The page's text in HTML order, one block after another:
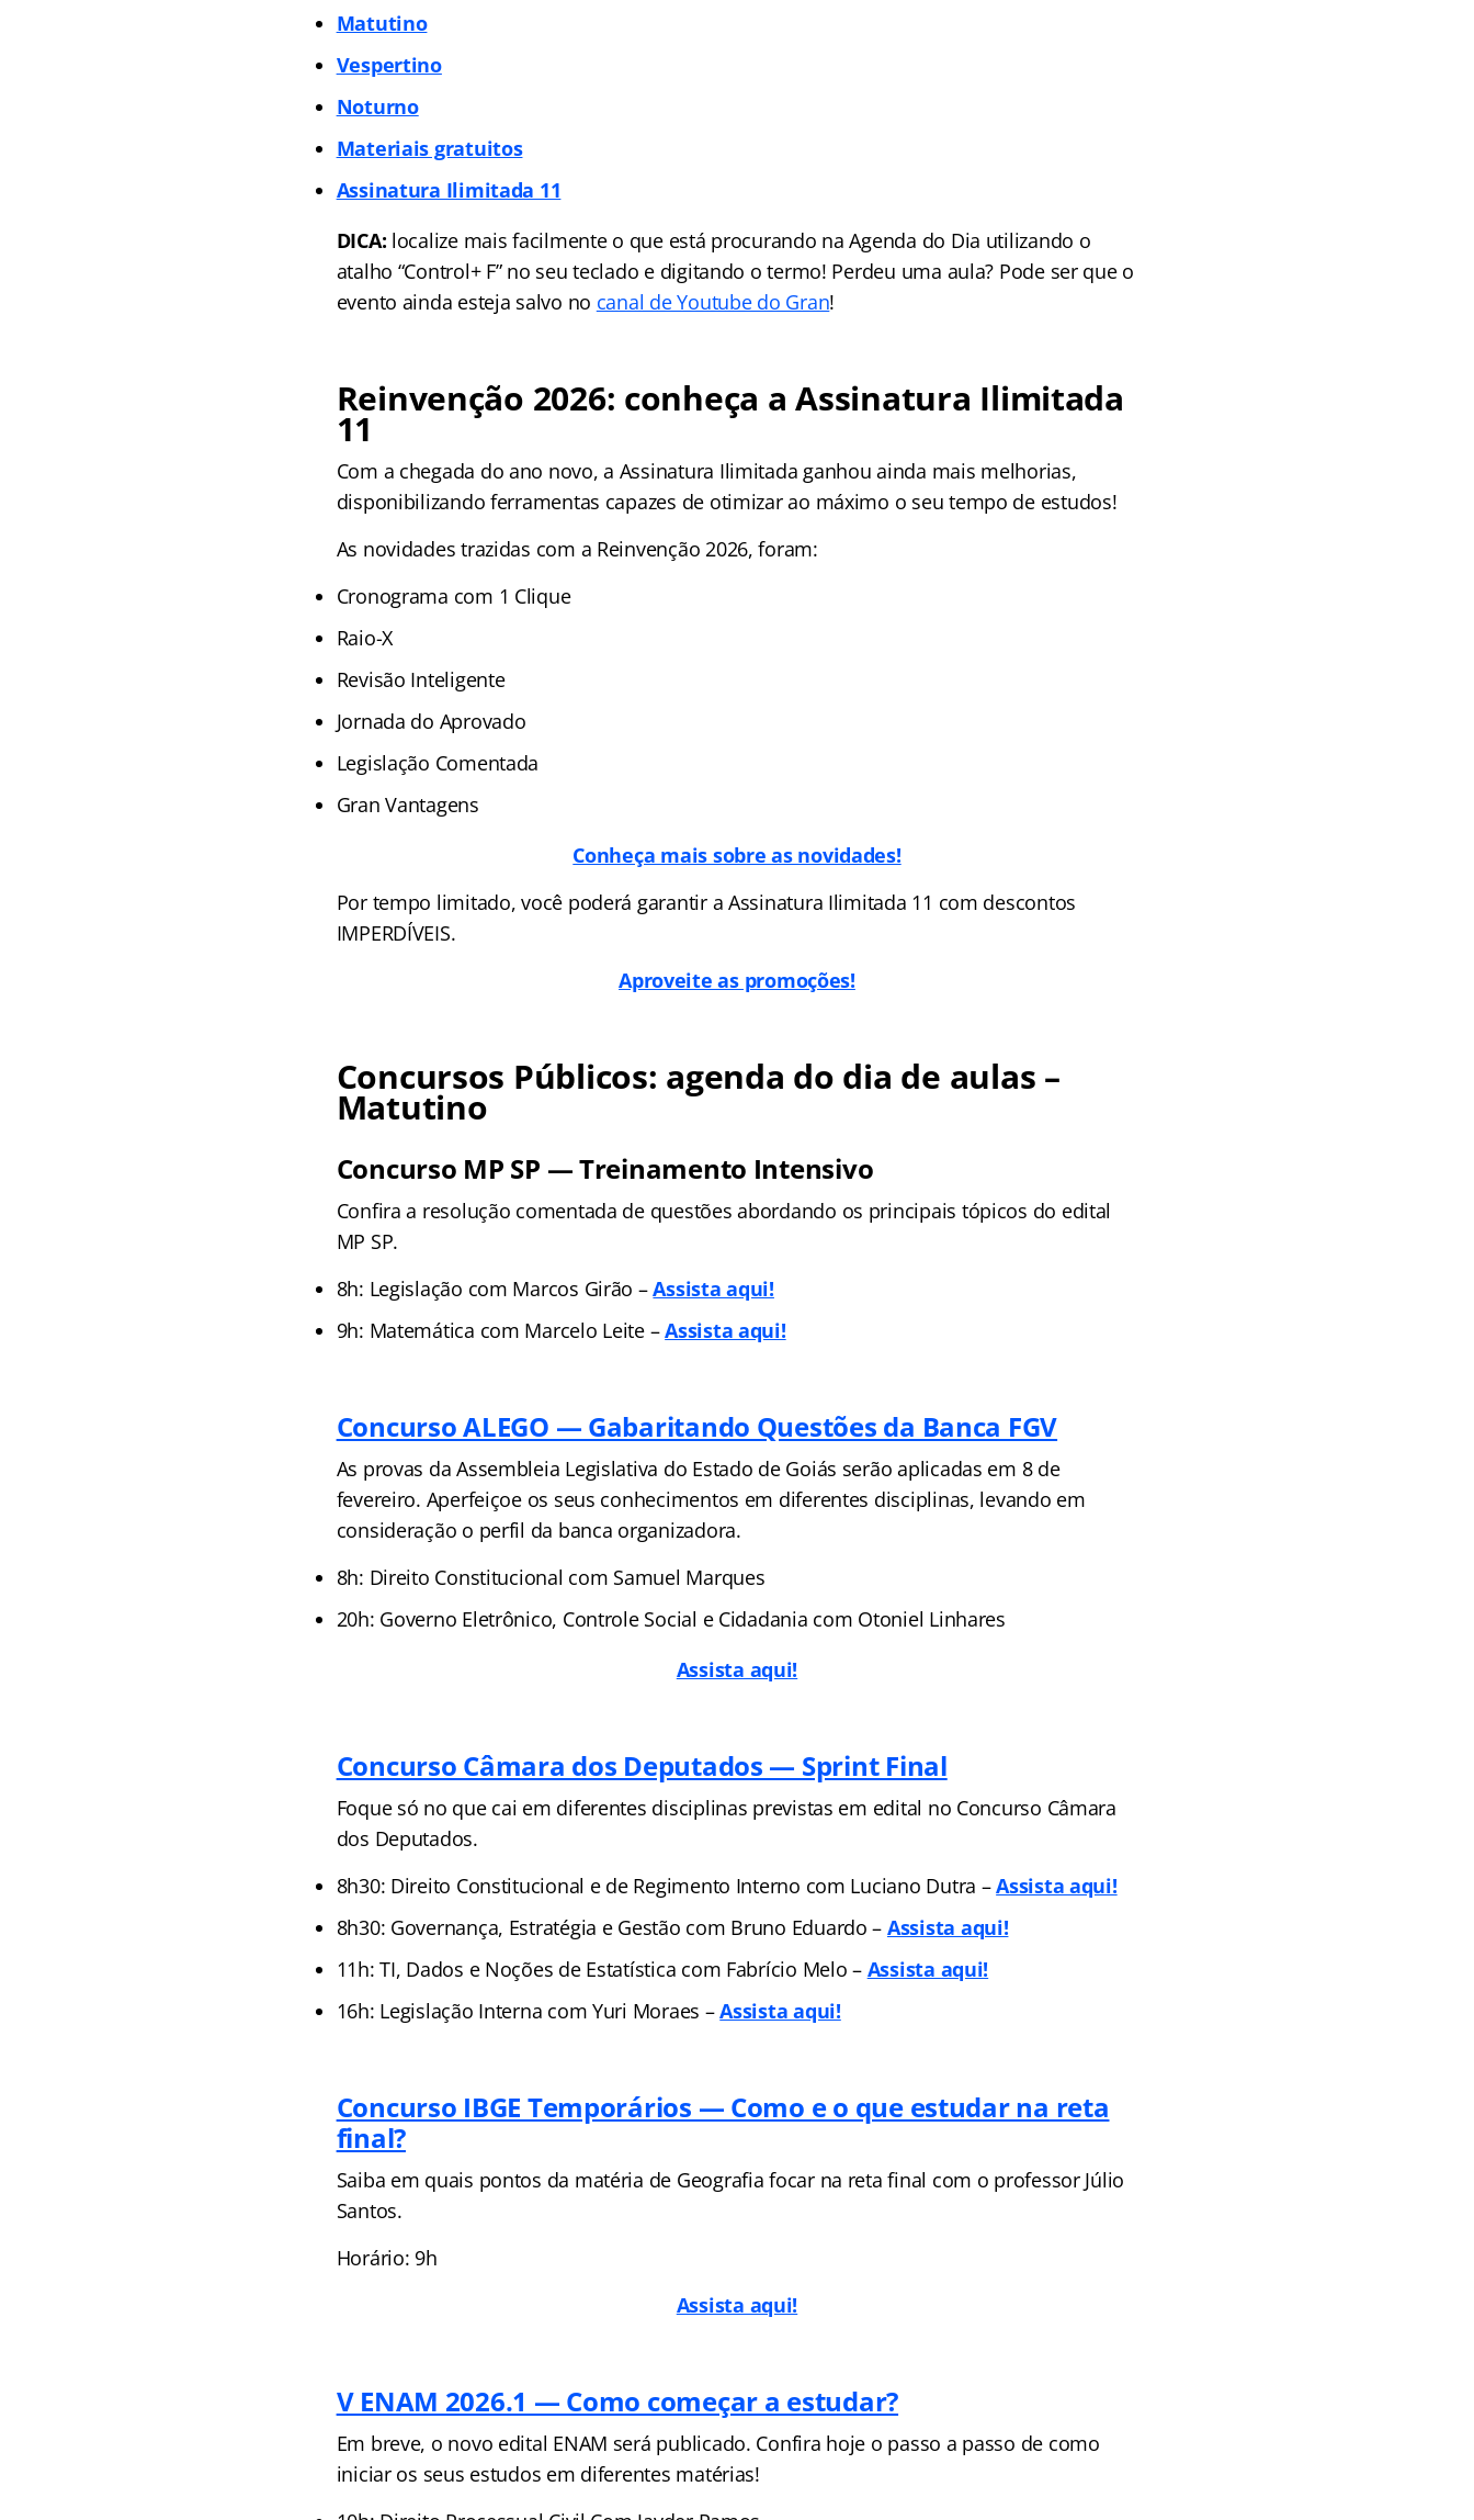
Matutino
Vespertino
Noturno
Materiais gratuitos
Assinatura Ilimitada 11
DICA: localize mais facilmente o que está procurando na Agenda do Dia utilizando o
atalho “Control+ F” no seu teclado e digitando o termo! Perdeu uma aula? Pode ser que o
evento ainda esteja salvo no canal de Youtube do Gran!
Reinvenção 2026: conheça a Assinatura Ilimitada
11
Com a chegada do ano novo, a Assinatura Ilimitada ganhou ainda mais melhorias,
disponibilizando ferramentas capazes de otimizar ao máximo o seu tempo de estudos!
As novidades trazidas com a Reinvenção 2026, foram:
Cronograma com 1 Clique
Raio-X
Revisão Inteligente
Jornada do Aprovado
Legislação Comentada
Gran Vantagens
Conheça mais sobre as novidades!
Por tempo limitado, você poderá garantir a Assinatura Ilimitada 11 com descontos
IMPERDÍVEIS.
Aproveite as promoções!
Concursos Públicos: agenda do dia de aulas –
Matutino
Concurso MP SP — Treinamento Intensivo
Confira a resolução comentada de questões abordando os principais tópicos do edital
MP SP.
8h: Legislação com Marcos Girão –Assista aqui!
9h: Matemática com Marcelo Leite –Assista aqui!
Concurso ALEGO — Gabaritando Questões da Banca FGV
As provas da Assembleia Legislativa do Estado de Goiás serão aplicadas em 8 de
fevereiro. Aperfeiçoe os seus conhecimentos em diferentes disciplinas, levando em
consideração o perfil da banca organizadora.
8h: Direito Constitucional com Samuel Marques
20h: Governo Eletrônico, Controle Social e Cidadania com Otoniel Linhares
Assista aqui!
Concurso Câmara dos Deputados — Sprint Final
Foque só no que cai em diferentes disciplinas previstas em edital no Concurso Câmara
dos Deputados.
8h30: Direito Constitucional e de Regimento Interno com Luciano Dutra –Assista aqui!
8h30: Governança, Estratégia e Gestão com Bruno Eduardo – Assista aqui!
11h: TI, Dados e Noções de Estatística com Fabrício Melo – Assista aqui!
16h: Legislação Interna com Yuri Moraes –Assista aqui!
Concurso IBGE Temporários — Como e o que estudar na reta
final?
Saiba em quais pontos da matéria de Geografia focar na reta final com o professor Júlio
Santos.
Horário: 9h
Assista aqui!
V ENAM 2026.1 — Como começar a estudar?
Em breve, o novo edital ENAM será publicado. Confira hoje o passo a passo de como
iniciar os seus estudos em diferentes matérias!